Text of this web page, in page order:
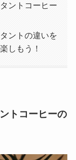
ントコーヒー
ントの違いを
しもう！
トコーヒーの